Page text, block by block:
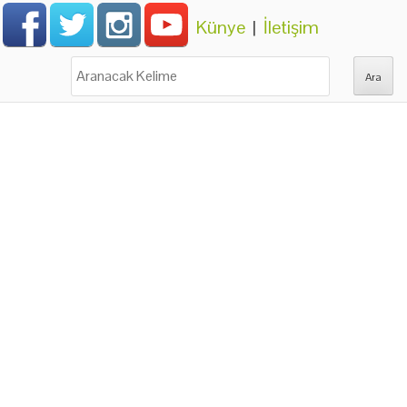
Künye | İletişim